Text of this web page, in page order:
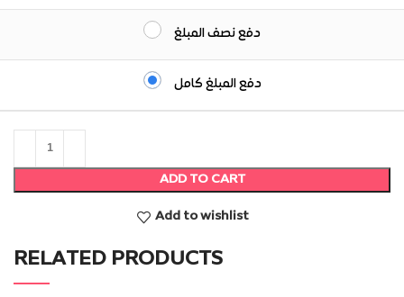
دفع نصف المبلغ
دفع المبلغ كامل
ADD TO CART
Add to wishlist
RELATED PRODUCTS